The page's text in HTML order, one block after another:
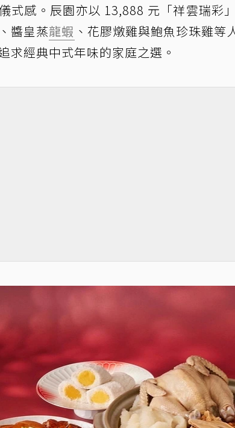
式感。辰園亦以 13,888 元「祥雲瑞彩
醬皇蒸龍蝦 、花膠燉雞與鮑魚珍珠雞
求經典中式年味的家庭之選。